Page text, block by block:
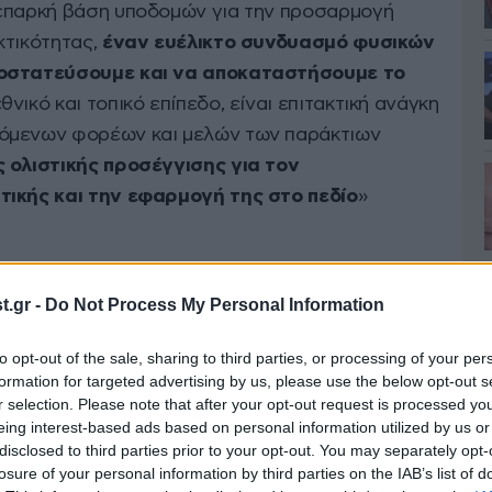
- Do Not Process My Personal Information
opt-out of the sale, sharing to third parties, or processing of your
for targeted advertising by us, please use the below opt-out
selection. Please note that after your opt-out request is processed
interest-based ads based on personal information utilized by us
to third parties prior to your opt-out. You may separately
of your personal information by third parties on the IAB’s list of
βάση υποδομών για την προσαρμογή
έναν ευέλικτο συνδυασμό φυσικών
και να αποκαταστήσουμε το
και τοπικό επίπεδο, είναι επιτακτική ανάγκη
φορέων και μελών των παράκτιων
προσέγγισης για τον
και την εφαρμογή της στο πεδίο»
των εκπομπών αερίων του θερμοκηπίου,
ΕΕ ως πρωτοπόρους στην εφαρμογή της
τρεις προτεραιότητες: τη δημιουργία
δημόσιου και ιδιωτικού τομέα, και τη διεθνή
λύσεων.